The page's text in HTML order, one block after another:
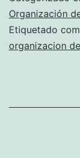
Organización
Etiquetado
organizacion